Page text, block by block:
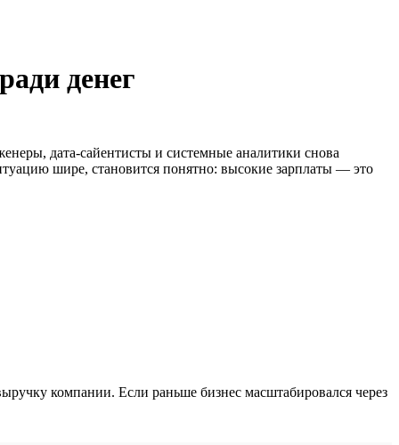
денег
дата-сайентисты и системные аналитики снова
шире, становится понятно: высокие зарплаты — это
компании. Если раньше бизнес масштабировался через